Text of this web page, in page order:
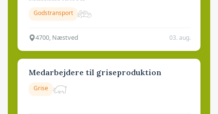
Godstransport
4700, Næstved 03. aug.
Medarbejdere til griseproduktion
Grise